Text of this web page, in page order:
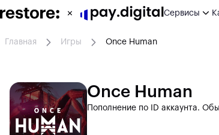
Сервисы
Главная Игры Once Human
Once Human
Пополнение по ID аккаунта.